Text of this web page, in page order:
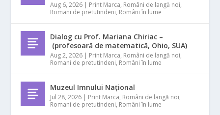
Aug 6, 2026 | Print Marca, Români de langă noi,
Romani de pretutindeni, Români în lume
Dialog cu Prof. Mariana Chiriac –
(profesoară de matematică, Ohio, SUA)
Aug 2, 2026 | Print Marca, Români de langă noi,
Romani de pretutindeni, Români în lume
Muzeul Imnului Național
Jul 28, 2026 | Print Marca, Români de langă noi,
Romani de pretutindeni, Români în lume